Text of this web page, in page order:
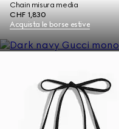
Chain misura media
CHF 1,830
Acquista le borse estive